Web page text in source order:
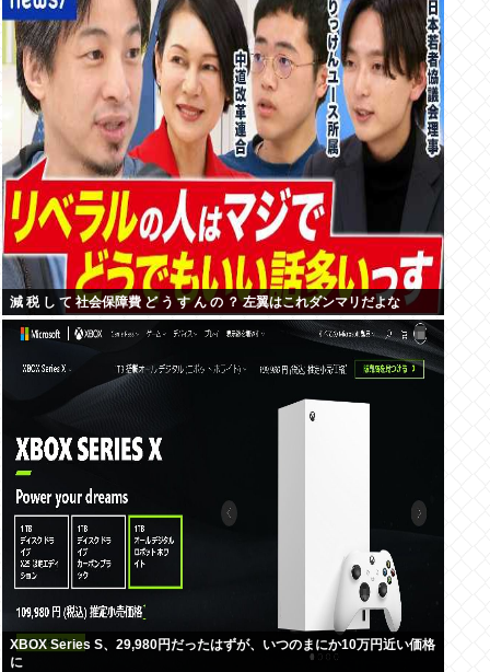
減 税 し て 社会保障費 ど う す ん の ？ 左翼はこれダンマリだよな
XBOX Series S、29,980円だったはずが、いつのまにか10万円近い価格
に